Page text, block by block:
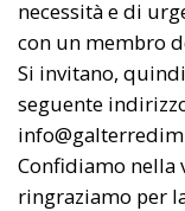
necessità e di
con un membro
Si invitano,
seguente
Confidiamo nella
ringraziamo per